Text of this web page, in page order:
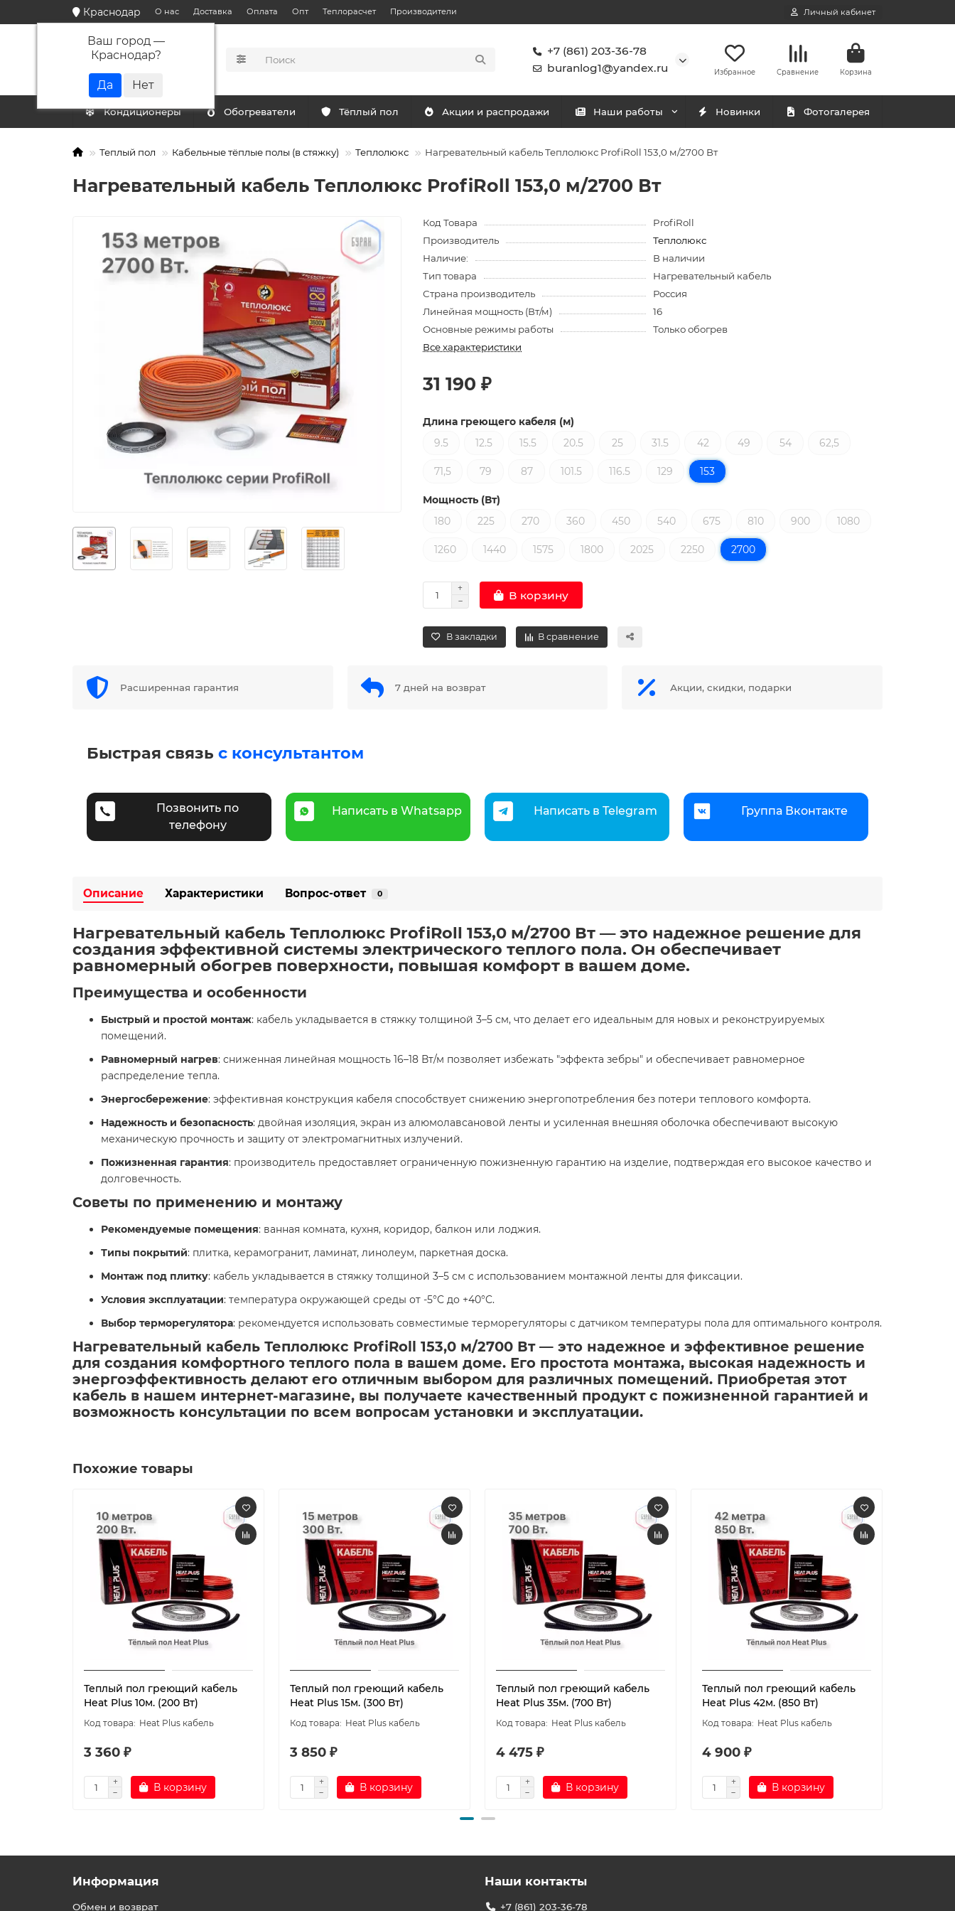
Краснодар
Ваш город —
Краснодар?
О нас Доставка Оплата Опт Теплорасчет Производители Личный кабинет
КАТАЛОГ
+7 (861) 203-36-78
buranlog1@yandex.ru
Избранное Сравнение Корзина
Кондиционеры Обогреватели Тёплый пол Акции и распродажи Наши работы Новинки Фотогалерея
Теплый пол Кабельные тёплые полы (в стяжку) Теплолюкс Нагревательный кабель Теплолюкс ProfiRoll 153,0 м/2700 Вт
Нагревательный кабель Теплолюкс ProfiRoll 153,0 м/2700 Вт
Код Товара
ProfiRoll
Производитель
Теплолюкс
Наличие:
В наличии
Тип товара
Нагревательный кабель
Страна производитель
Россия
Линейная мощность (Вт/м)
16
Основные режимы работы
Только обогрев
Все характеристики
31 190 ₽
Длина греющего кабеля (м)
9.5
12.5 15.5 20.5 25 31.5 42 49 54 62,5
71,5 79 87 101.5 116.5 129 153
Мощность (Вт)
180
225 270 360 450 540 675 810 900 1080
1260 1440 1575 1800 2025 2250 2700
В корзину
В закладки В сравнение
Расширенная гарантия 7 дней на возврат Акции, скидки, подарки
Быстрая связь с консультантом
Позвонить по
телефону
Написать в Whatsapp Написать в Telegram Группа Вконтакте
Описание Характеристики Вопрос-ответ 0
Нагревательный кабель Теплолюкс ProfiRoll 153,0 м/2700 Вт — это надежное решение для
создания эффективной системы электрического теплого пола. Он обеспечивает
равномерный обогрев поверхности, повышая комфорт в вашем доме.​
Преимущества и особенности
Быстрый и простой монтаж: кабель укладывается в стяжку толщиной 3–5 см, что делает его идеальным для новых и реконструируемых
помещений.​
Равномерный нагрев: сниженная линейная мощность 16–18 Вт/м позволяет избежать "эффекта зебры" и обеспечивает равномерное
распределение тепла.​
Энергосбережение: эффективная конструкция кабеля способствует снижению энергопотребления без потери теплового комфорта.​
Надежность и безопасность: двойная изоляция, экран из алюмолавсановой ленты и усиленная внешняя оболочка обеспечивают высокую
механическую прочность и защиту от электромагнитных излучений.​
Пожизненная гарантия: производитель предоставляет ограниченную пожизненную гарантию на изделие, подтверждая его высокое качество и
долговечность.​
Советы по применению и монтажу
Рекомендуемые помещения: ванная комната, кухня, коридор, балкон или лоджия.​
Типы покрытий: плитка, керамогранит, ламинат, линолеум, паркетная доска.​
Монтаж под плитку: кабель укладывается в стяжку толщиной 3–5 см с использованием монтажной ленты для фиксации.​
Условия эксплуатации: температура окружающей среды от -5°C до +40°C.​
Выбор терморегулятора: рекомендуется использовать совместимые терморегуляторы с датчиком температуры пола для оптимального контроля.​
Нагревательный кабель Теплолюкс ProfiRoll 153,0 м/2700 Вт — это надежное и эффективное решение
для создания комфортного теплого пола в вашем доме. Его простота монтажа, высокая надежность и
энергоэффективность делают его отличным выбором для различных помещений. Приобретая этот
кабель в нашем интернет-магазине, вы получаете качественный продукт с пожизненной гарантией и
возможность консультации по всем вопросам установки и эксплуатации.​
Похожие товары
Теплый пол греющий кабель
Heat Plus 10м. (200 Вт)
Heat Plus кабель
3 360 ₽
В корзину
Теплый пол греющий кабель
Heat Plus 15м. (300 Вт)
Heat Plus кабель
3 850 ₽
В корзину
Теплый пол греющий кабель
Heat Plus 35м. (700 Вт)
Heat Plus кабель
4 475 ₽
В корзину
Теплый пол греющий кабель
Heat Plus 42м. (850 Вт)
Heat Plus кабель
4 900 ₽
В корзину
Информация
Обмен и возврат
Наши контакты
+7 (861) 203-36-78